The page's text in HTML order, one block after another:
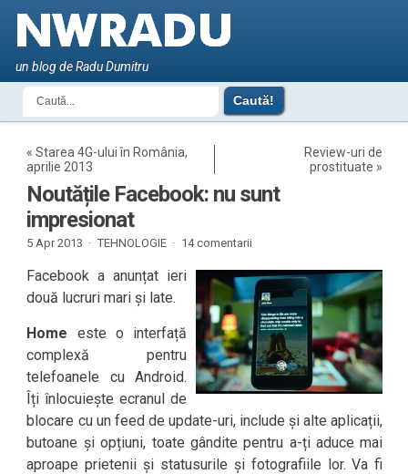
un blog de Radu Dumitru
«Starea 4G-ului în România,
aprilie 2013
Review-uri de
prostituate »
Noutățile Facebook: nu sunt
impresionat
5 Apr 2013 · TEHNOLOGIE · 14 comentarii
Facebook a anunțat ieri
două lucruri mari și late.
Home este o interfață
complexă pentru
telefoanele cu Android.
Îți înlocuiește ecranul de
blocare cu un feed de update-uri, include și alte aplicații,
butoane și opțiuni, toate gândite pentru a-ți aduce mai
aproape prietenii și statusurile și fotografiile lor. Va fi